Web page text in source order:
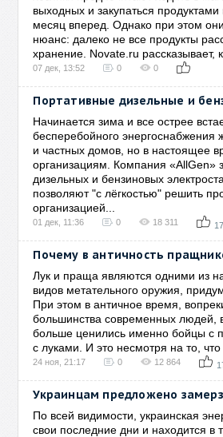
выходных и закупаться
месяц вперед. Однако при этом
нюанс: далеко не все продукты
хранение. Novate.ru рассказывает,
07 дек, 13:52 0 0
Портативные дизельные и
Начинается зима и все острее
бесперебойного энергоснабжения
и частных домов, но в настоящее
организациям. Компания «AllGen»
дизельных и бензиновых
позволяют "с лёгкостью" решить
организацией...
01 дек, 11:36 0 18 311 17
Почему в античность
Лук и праща являются одними из
видов метательного оружия,
При этом в античное время,
большинства современных людей,
больше ценились именно бойцы с
с луками. И это несмотря на то, что
24 ноя, 21:17 0 12 864
Украинцам предложено
По всей видимости, украинская
свои последние дни и находится в